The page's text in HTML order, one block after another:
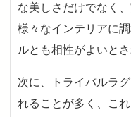
な美しさだけでなく
様々なインテリアに
ルとも相性がよいとさ
次に、トライバルラ
れることが多く、こ